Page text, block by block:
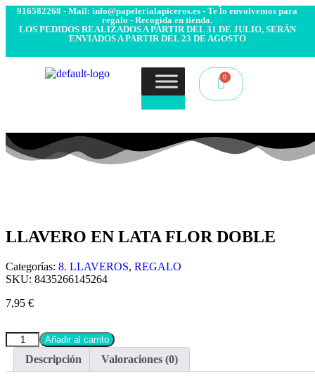
916582268 - Mail: info@papelerialapiceros.es - Te lo envolvemos para
regalo - Recogida en tienda.
LOS PEDIDOS REALIZADOS A PARTIR DEL 31 DE JULIO, SERÁN
ENVIADOS A PARTIR DEL 23 DE AGOSTO
LLAVERO EN LATA FLOR DOBLE
Categorías: 8. LLAVEROS, REGALO
SKU: 8435266145264
7,95 €
Añadir al carrito
Descripción Valoraciones (0)